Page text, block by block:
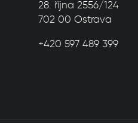
28. října 2556/124
702 00 Ostrava
+420 597 489 399